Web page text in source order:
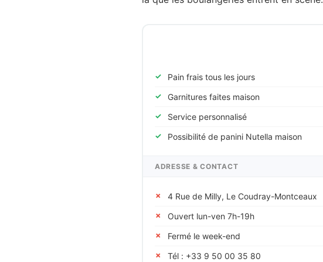
Pain frais tous les jours
Garnitures faites maison
Service personnalisé
Possibilité de panini Nutella maison
ADRESSE & CONTACT
4 Rue de Milly, Le Coudray-Montceaux
Ouvert lun-ven 7h-19h
Fermé le week-end
Tél : +33 9 50 00 35 80